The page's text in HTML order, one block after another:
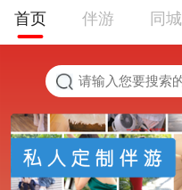
首页 伴游 同城